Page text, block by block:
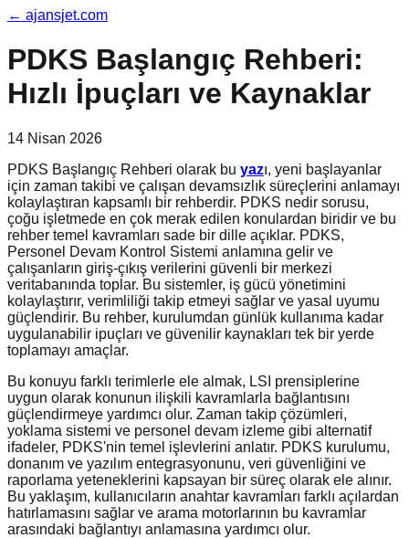
← ajansjet.com
PDKS Başlangıç Rehberi:
Hızlı İpuçları ve Kaynaklar
14 Nisan 2026
PDKS Başlangıç Rehberi olarak bu yazı, yeni başlayanlar
için zaman takibi ve çalışan devamsızlık süreçlerini anlamayı
kolaylaştıran kapsamlı bir rehberdir. PDKS nedir sorusu,
çoğu işletmede en çok merak edilen konulardan biridir ve bu
rehber temel kavramları sade bir dille açıklar. PDKS,
Personel Devam Kontrol Sistemi anlamına gelir ve
çalışanların giriş-çıkış verilerini güvenli bir merkezi
veritabanında toplar. Bu sistemler, iş gücü yönetimini
kolaylaştırır, verimliliği takip etmeyi sağlar ve yasal uyumu
güçlendirir. Bu rehber, kurulumdan günlük kullanıma kadar
uygulanabilir ipuçları ve güvenilir kaynakları tek bir yerde
toplamayı amaçlar.
Bu konuyu farklı terimlerle ele almak, LSI prensiplerine
uygun olarak konunun ilişkili kavramlarla bağlantısını
güçlendirmeye yardımcı olur. Zaman takip çözümleri,
yoklama sistemi ve personel devam izleme gibi alternatif
ifadeler, PDKS'nin temel işlevlerini anlatır. PDKS kurulumu,
donanım ve yazılım entegrasyonunu, veri güvenliğini ve
raporlama yeteneklerini kapsayan bir süreç olarak ele alınır.
Bu yaklaşım, kullanıcıların anahtar kavramları farklı açılardan
hatırlamasını sağlar ve arama motorlarının bu kavramlar
arasındaki bağlantıyı anlamasına yardımcı olur.